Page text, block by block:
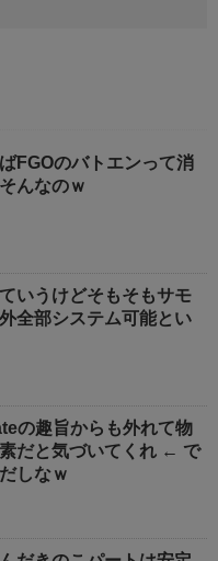
FGOのバトエンって消
んなのｗ
いうけどそもそもサモ
全部システム可能とい
の趣旨からも外れて物
だと気づいてくれ ← で
しなｗ